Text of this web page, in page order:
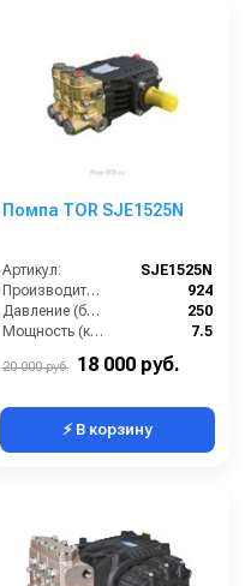
Помпа TOR SJE1525N
Артикул:
SJE1525N
Производительность (л/ч):
924
Давление (бар):
250
Мощность (кВт):
7.5
20 000 руб. 18 000 руб.
⚡ В корзину